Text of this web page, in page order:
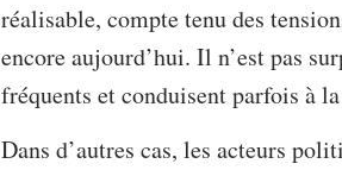
réalisable, compte tenu des
encore aujourd’hui. Il n’est pas
fréquents et conduisent parfois à
Dans d’autres cas, les acteurs